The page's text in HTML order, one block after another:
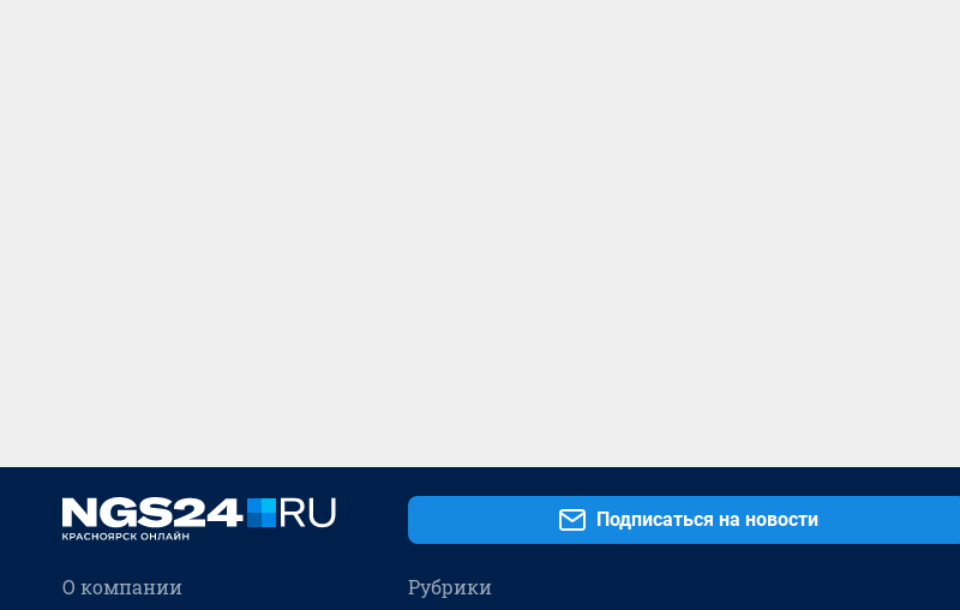
Подписаться на новости
О компании Рубрики